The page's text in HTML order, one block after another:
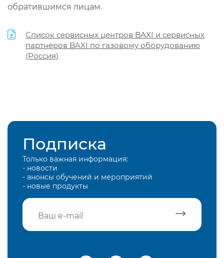
обратившимся лицам.
Список сервисных центров BAXI и сервисных
партнёров BAXI по газовому оборудованию
(Россия)
Подписка
Только важная информация:
- новости
- анонсы обучений и мероприятий
- новые продукты